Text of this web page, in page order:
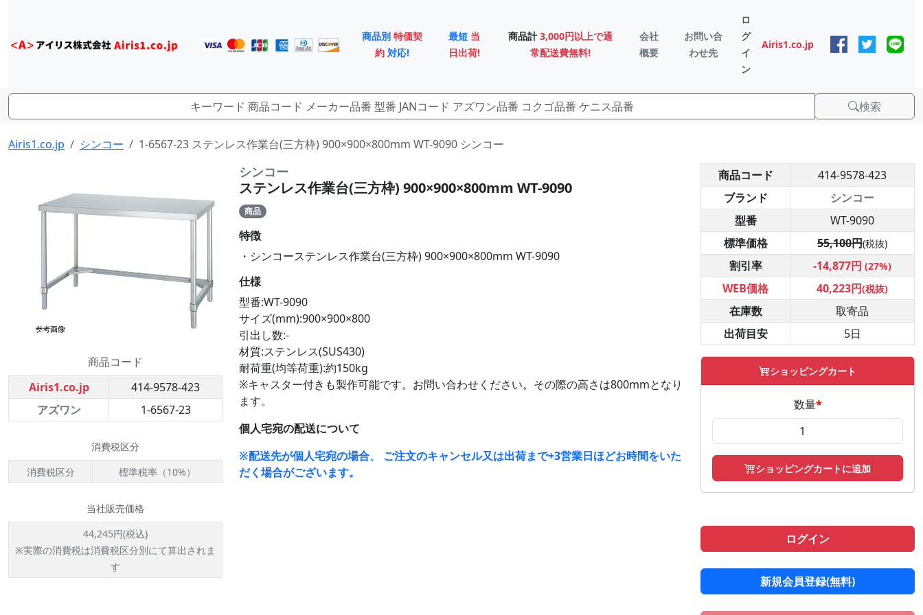
商品別 特価契
約 対応!
最短 当
日出荷!
商品計 3,000円以上で通
常配送費無料!
会社
概要
お問い合
わせ先
ロ
グ
イ
ン
Airis1.co.jp
検索
Airis1.co.jp シンコー 1-6567-23 ステンレス作業台(三方枠) 900×900×800mm WT-9090 シンコー
商品コード
Airis1.co.jp
414-9578-423
アズワン
1-6567-23
消費税区分
消費税区分
標準税率（10%）
当社販売価格
44,245円(税込)
※実際の消費税は消費税区分別にて算出されま
す
シンコー
ステンレス作業台(三方枠) 900×900×800mm WT-9090
商品
特徴
・シンコーステンレス作業台(三方枠) 900×900×800mm WT-9090
仕様
型番:WT-9090
サイズ(mm):900×900×800
引出し数:-
材質:ステンレス(SUS430)
耐荷重(均等荷重):約150kg
※キャスター付きも製作可能です。お問い合わせください。その際の高さは800mmとなり
ます。
個人宅宛の配送について
※配送先が個人宅宛の場合、 ご注文のキャンセル又は出荷まで+3営業日ほどお時間をいた
だく場合がございます。
商品コード
414-9578-423
ブランド
シンコー
型番
WT-9090
標準価格
55,100円(税抜)
割引率 -14,877円 (27%)
WEB価格 40,223円(税抜)
在庫数
取寄品
出荷目安
5日
ショッピングカート
数量*
ショッピングカートに追加
ログイン
新規会員登録(無料)